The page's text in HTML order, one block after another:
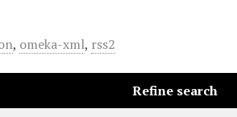
, omeka-xml, rss2
Refine search